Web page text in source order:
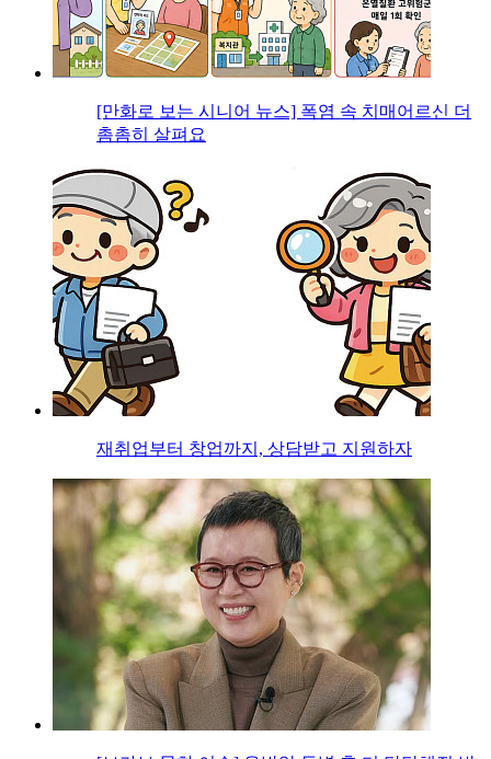
[만화로 보는 시니어 뉴스] 폭염 속 치매어르신 더
촘촘히 살펴요
재취업부터 창업까지, 상담받고 지원하자